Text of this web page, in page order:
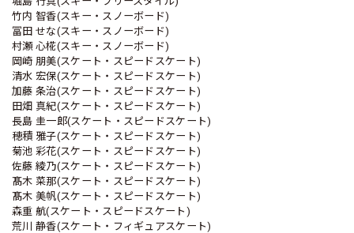
竹内 智香(スキー・スノーボード)
冨田 せな(スキー・スノーボード)
村瀬 心椛(スキー・スノーボード)
岡崎 朋美(スケート・スピードスケート)
清水 宏保(スケート・スピードスケート)
加藤 条治(スケート・スピードスケート)
田畑 真紀(スケート・スピードスケート)
長島 圭一郎(スケート・スピードスケート)
穂積 雅子(スケート・スピードスケート)
菊池 彩花(スケート・スピードスケート)
佐藤 綾乃(スケート・スピードスケート)
髙木 菜那(スケート・スピードスケート)
髙木 美帆(スケート・スピードスケート)
森重 航(スケート・スピードスケート)
荒川 静香(スケート・フィギュアスケート)